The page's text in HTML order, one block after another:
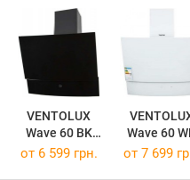
VENTOLUX
Wave 60 BK
900 TRC
Wave 60
900 TRC
от 6 599 грн. от 7 699